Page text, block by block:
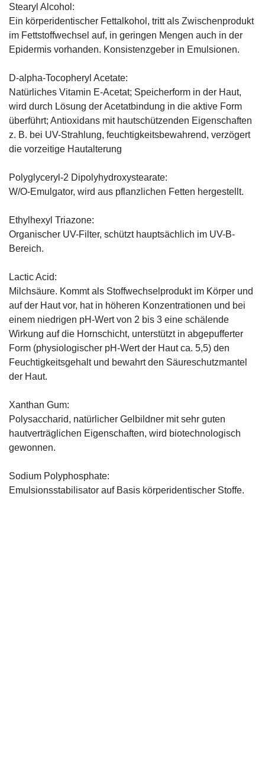
Stearyl Alcohol:
Ein körperidentischer Fettalkohol, tritt als Zwischenprodukt
im Fettstoffwechsel auf, in geringen Mengen auch in der
Epidermis vorhanden. Konsistenzgeber in Emulsionen.
D-alpha-Tocopheryl Acetate:
Natürliches Vitamin E-Acetat; Speicherform in der Haut,
wird durch Lösung der Acetatbindung in die aktive Form
überführt; Antioxidans mit hautschützenden Eigenschaften
z. B. bei UV-Strahlung, feuchtigkeitsbewahrend, verzögert
die vorzeitige Hautalterung
Polyglyceryl-2 Dipolyhydroxystearate:
W/O-Emulgator, wird aus pflanzlichen Fetten hergestellt.
Ethylhexyl Triazone:
Organischer UV-Filter, schützt hauptsächlich im UV-B-
Bereich.
Lactic Acid:
Milchsäure. Kommt als Stoffwechselprodukt im Körper und
auf der Haut vor, hat in höheren Konzentrationen und bei
einem niedrigen pH-Wert von 2 bis 3 eine schälende
Wirkung auf die Hornschicht, unterstützt in abgepufferter
Form (physiologischer pH-Wert der Haut ca. 5,5) den
Feuchtigkeitsgehalt und bewahrt den Säureschutzmantel
der Haut.
Xanthan Gum:
Polysaccharid, natürlicher Gelbildner mit sehr guten
hautverträglichen Eigenschaften, wird biotechnologisch
gewonnen.
Sodium Polyphosphate:
Emulsionsstabilisator auf Basis körperidentischer Stoffe.